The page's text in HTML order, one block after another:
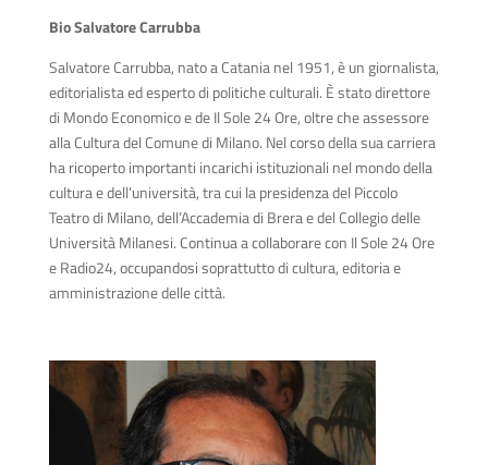
Bio Salvatore Carrubba
Salvatore Carrubba, nato a Catania nel 1951, è un giornalista,
editorialista ed esperto di politiche culturali. È stato direttore
di Mondo Economico e de Il Sole 24 Ore, oltre che assessore
alla Cultura del Comune di Milano. Nel corso della sua carriera
ha ricoperto importanti incarichi istituzionali nel mondo della
cultura e dell’università, tra cui la presidenza del Piccolo
Teatro di Milano, dell’Accademia di Brera e del Collegio delle
Università Milanesi. Continua a collaborare con Il Sole 24 Ore
e Radio24, occupandosi soprattutto di cultura, editoria e
amministrazione delle città.